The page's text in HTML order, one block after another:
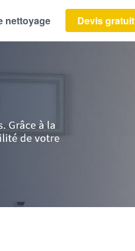
nettoyage Devis gratuit